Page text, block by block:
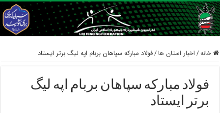
خانه/اخبار استان ها/فولاد مبارکه سپاهان بربام اپه لیگ برتر ایستاد
فولاد مبارکه سپاهان بربام اپه لیگ
برتر ایستاد